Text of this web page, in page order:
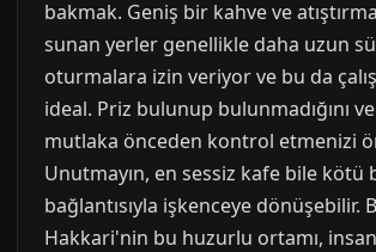
bakmak. Geniş bir kahve ve
sunan yerler genellikle daha uzun
oturmalara izin veriyor ve bu da
ideal. Priz bulunup bulunmadığını ve
mutlaka önceden kontrol etmenizi
Unutmayın, en sessiz kafe bile
bağlantısıyla işkenceye dönüşebilir.
Hakkari'nin bu huzurlu ortamı,